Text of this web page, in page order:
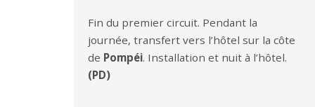
Fin du premier circuit. Pendant la
journée, transfert vers l’hôtel sur la côte
de Pompéi. Installation et nuit à l’hôtel.
(PD)